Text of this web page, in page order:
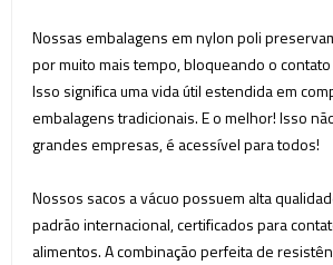
Nossas embalagens em nylon poli
por muito mais tempo, bloqueando o
Isso significa uma vida útil estendida em
embalagens tradicionais. E o melhor! Isso
grandes empresas, é acessível para todos!
Nossos sacos a vácuo possuem alta
padrão internacional, certificados para
alimentos. A combinação perfeita de